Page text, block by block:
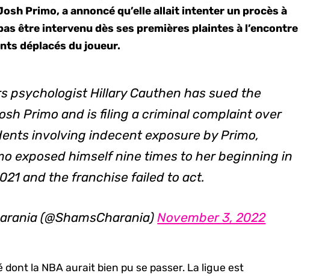
Primo, a annoncé qu’elle allait intenter un procès à
être intervenu dès ses premières plaintes à l’encontre
déplacés du joueur.
psychologist Hillary Cauthen has sued the
Primo and is filing a criminal complaint over
involving indecent exposure by Primo,
exposed himself nine times to her beginning in
and the franchise failed to act.
(@ShamsCharania)November 3, 2022
dont la NBA aurait bien pu se passer. La ligue est